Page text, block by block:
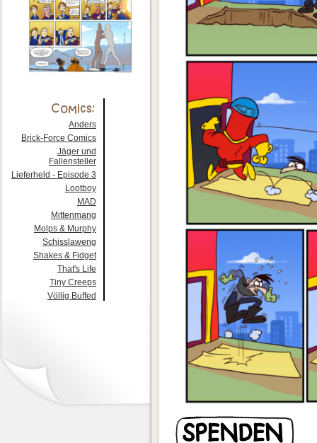
Anders
Brick-Force Comics
Jäger und
Fallensteller
Lieferheld - Episode 3
Lootboy
MAD
Mittenmang
Molps & Murphy
Schisslaweng
Shakes & Fidget
That's Life
Tiny Creeps
Völlig Buffed